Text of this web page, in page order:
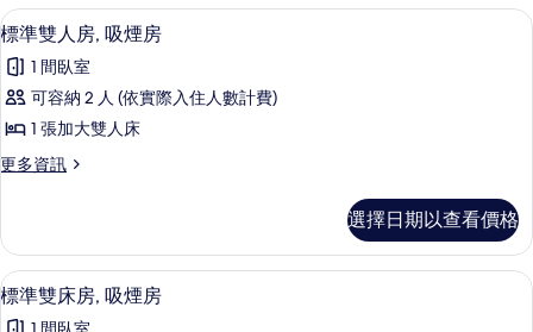
煙
房
的
所
有
相
人
房,
煙
房
詳
情
顯
示
標
準
人
吸
煙
房
16
標準雙人房, 吸煙房
1 間臥室
可容納 2 人 (依實際入住人數計費)
1 張加大雙人床
更多資訊
更
雙
人
房,
選擇日期以查看價格
顯
示
15
標準雙床房, 吸煙房